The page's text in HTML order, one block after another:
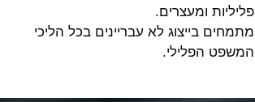
פליליות ומעצרים.
מתמחים בייצוג לא עבריינים בכל הליכי
המשפט הפלילי.